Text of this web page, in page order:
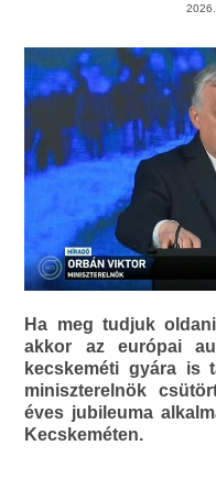
Ha meg tudjuk
akkor az európai
kecskeméti gyára is
miniszterelnök
éves jubileuma
Kecskeméten.